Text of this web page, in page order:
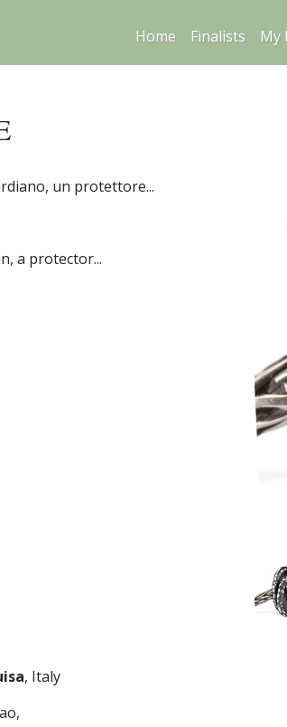
Home Finalists My
un protettore...
a protector...
, Italy